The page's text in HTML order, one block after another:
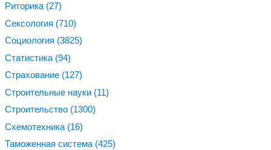
Риторика (27)
Сексология (710)
Социология (3825)
Статистика (94)
Страхование (127)
Строительные науки (11)
Строительство (1300)
Схемотехника (16)
Таможенная система (425)